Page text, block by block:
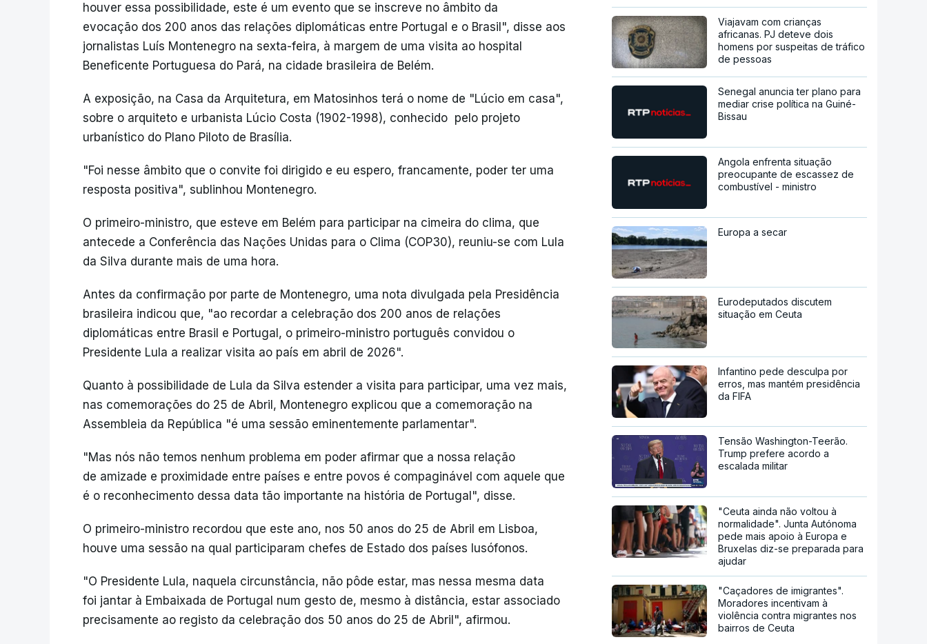
houver essa possibilidade, este é um evento que se inscreve no âmbito da
evocação dos 200 anos das relações diplomáticas entre Portugal e o Brasil", disse aos
jornalistas Luís Montenegro na sexta-feira, à margem de uma visita ao hospital
Beneficente Portuguesa do Pará, na cidade brasileira de Belém.
A exposição, na Casa da Arquitetura, em Matosinhos terá o nome de "Lúcio em casa",
sobre o arquiteto e urbanista Lúcio Costa (1902-1998), conhecido pelo projeto
urbanístico do Plano Piloto de Brasília.
"Foi nesse âmbito que o convite foi dirigido e eu espero, francamente, poder ter uma
resposta positiva", sublinhou Montenegro.
O primeiro-ministro, que esteve em Belém para participar na cimeira do clima, que
antecede a Conferência das Nações Unidas para o Clima (COP30), reuniu-se com Lula
da Silva durante mais de uma hora.
Antes da confirmação por parte de Montenegro, uma nota divulgada pela Presidência
brasileira indicou que, "ao recordar a celebração dos 200 anos de relações
diplomáticas entre Brasil e Portugal, o primeiro-ministro português convidou o
Presidente Lula a realizar visita ao país em abril de 2026".
Quanto à possibilidade de Lula da Silva estender a visita para participar, uma vez mais,
nas comemorações do 25 de Abril, Montenegro explicou que a comemoração na
Assembleia da República "é uma sessão eminentemente parlamentar".
"Mas nós não temos nenhum problema em poder afirmar que a nossa relação
de amizade e proximidade entre países e entre povos é compaginável com aquele que
é o reconhecimento dessa data tão importante na história de Portugal", disse.
O primeiro-ministro recordou que este ano, nos 50 anos do 25 de Abril em Lisboa,
houve uma sessão na qual participaram chefes de Estado dos países lusófonos.
"O Presidente Lula, naquela circunstância, não pôde estar, mas nessa mesma data
foi jantar à Embaixada de Portugal num gesto de, mesmo à distância, estar associado
precisamente ao registo da celebração dos 50 anos do 25 de Abril", afirmou.
Viajavam com crianças
africanas. PJ deteve dois
homens por suspeitas de tráfico
de pessoas
Senegal anuncia ter plano para
mediar crise política na Guiné-
Bissau
Angola enfrenta situação
preocupante de escassez de
combustível - ministro
Europa a secar
Eurodeputados discutem
situação em Ceuta
Infantino pede desculpa por
erros, mas mantém presidência
da FIFA
Tensão Washington-Teerão.
Trump prefere acordo a
escalada militar
"Ceuta ainda não voltou à
normalidade". Junta Autónoma
pede mais apoio à Europa e
Bruxelas diz-se preparada para
ajudar
"Caçadores de imigrantes".
Moradores incentivam à
violência contra migrantes nos
bairros de Ceuta